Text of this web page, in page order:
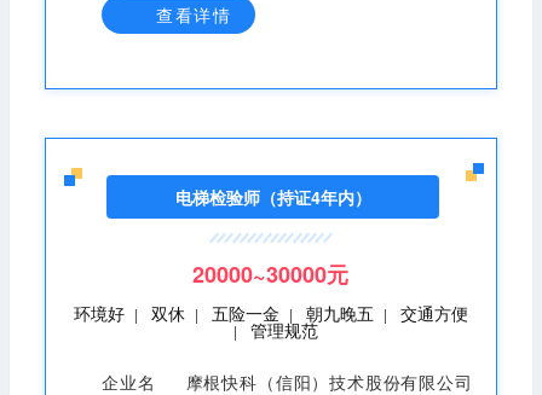
责; 4、服从公司安排，按时、保质、保量完成分配的检测
任务; 5、完成领导交办的其他工作。 注:应聘人员必须持
查看详情
电梯检验师（持证4年内）
20000~30000元
环境好 | 双休 | 五险一金 | 朝九晚五 | 交通方便
| 管理规范
企业名
摩根快科（信阳）技术股份有限公司